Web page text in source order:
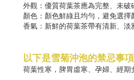
外觀：優質荷葉茶應為完整、未破
顏色：顏色鮮綠且均勻，避免選擇
香氣：新鮮的荷葉茶帶有清新、淡
以下是雪菊沖泡的禁忌事項
荷葉性寒，脾胃虛寒、孕婦、經期